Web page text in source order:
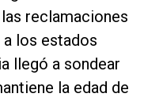
reclamaciones
los estados
llegó a sondear
la edad de